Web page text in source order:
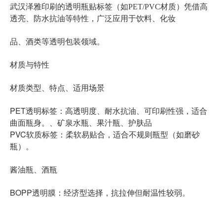
武汉泽雅印刷的透明瓶贴标签 （如PET/PVC材质）凭借高
透亮、防水抗油等特性，广泛应用于饮料、化妆
品、酒类等透明包装领域。
材质与特性
材质类型、特点、适用场景
PET透明标签 ：高透明度、耐水抗油、可印刷性强，适合
曲面瓶身。、矿泉水瓶、果汁瓶、护肤品
PVC软质标签 ：柔软易贴合，适合不规则瓶型（如磨砂
瓶）。
酱油瓶、酒瓶
BOPP透明膜 ：经济型选择，抗拉伸但耐温性较弱。